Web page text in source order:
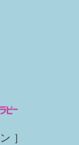
］